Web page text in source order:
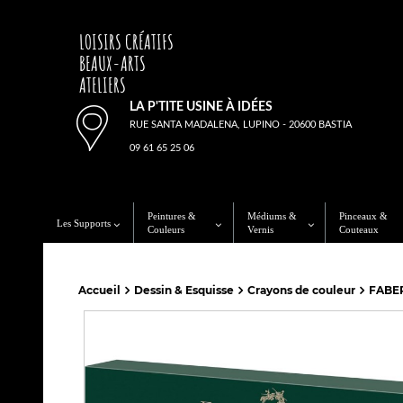
LOISIRS CRÉATIFS
BEAUX-ARTS
ATELIERS
LA P'TITE USINE À IDÉES
RUE SANTA MADALENA, LUPINO - 20600 BASTIA
09 61 65 25 06
Les Supports
Peintures &
Couleurs
Médiums &
Vernis
Pinceaux &
Couteaux
Accueil Dessin & Esquisse Crayons de couleur